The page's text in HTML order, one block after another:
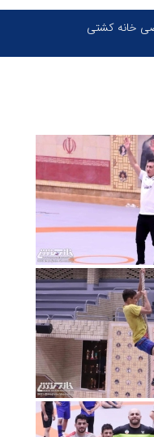
خانه کشتی
فینال المپیک با برتری مقابل